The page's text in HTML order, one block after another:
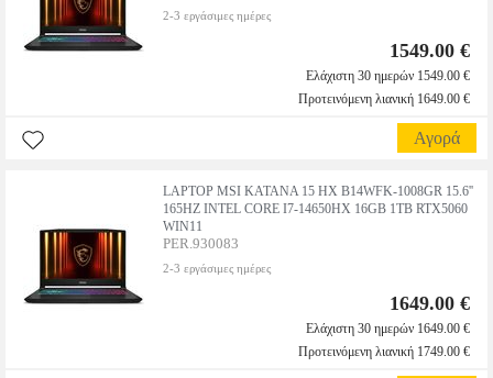
2-3 εργάσιμες ημέρες
1549.00 €
Ελάχιστη 30 ημερών 1549.00 €
Προτεινόμενη λιανική 1649.00 €
Αγορά
LAPTOP MSI KATANA 15 HX B14WFK-1008GR 15.6''
165HZ INTEL CORE I7-14650HX 16GB 1TB RTX5060
WIN11
PER.930083
2-3 εργάσιμες ημέρες
1649.00 €
Ελάχιστη 30 ημερών 1649.00 €
Προτεινόμενη λιανική 1749.00 €